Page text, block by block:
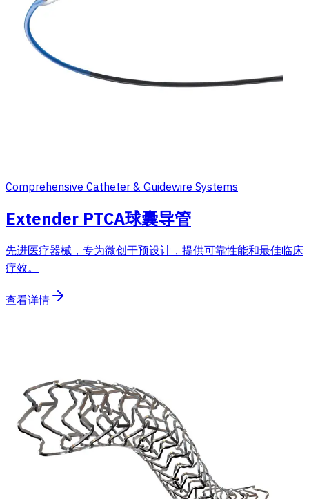
Comprehensive Catheter & Guidewire Systems
Extender PTCA球囊导管
先进医疗器械，专为微创干预设计，提供可靠性能和最佳临床
疗效。
查看详情